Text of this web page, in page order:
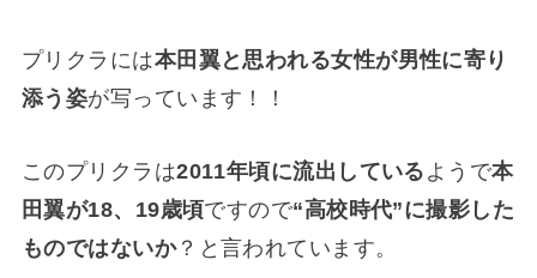
プリクラには本田翼と思われる女性が男性に寄り
添う姿が写っています！！
このプリクラは2011年頃に流出している ようで本
田翼が18、19歳頃ですので“高校時代”に撮影した
ものではないか？と言われています。